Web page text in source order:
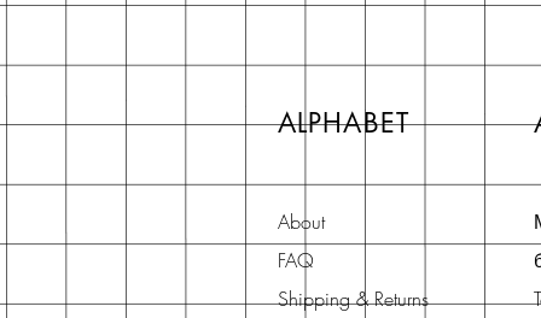
ALPHABET
About
FAQ
Shipping & Returns